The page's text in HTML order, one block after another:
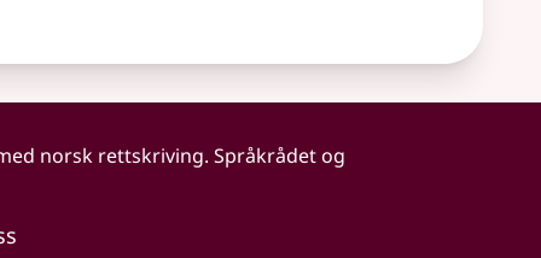
norsk rettskriving. Språkrådet og